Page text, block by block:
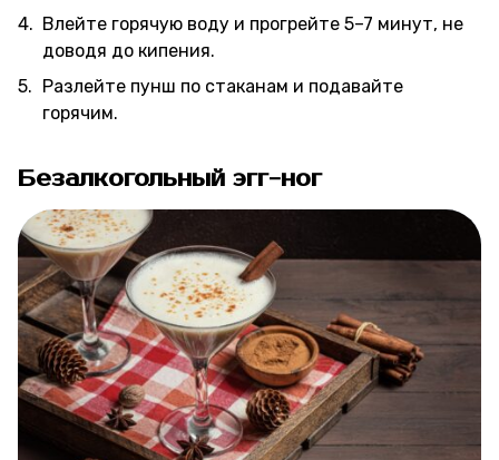
Влейте горячую воду и прогрейте 5–7 минут, не
доводя до кипения.
Разлейте пунш по стаканам и подавайте
горячим.
Безалкогольный эгг-ног